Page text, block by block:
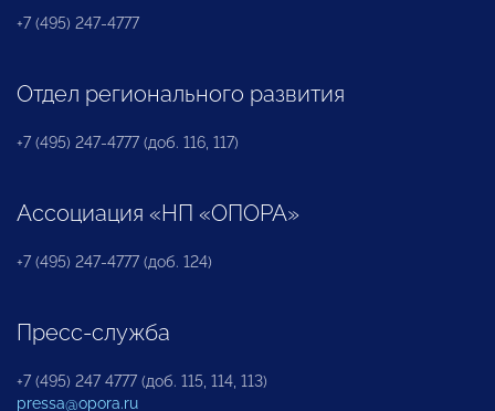
+7 (495) 247-4777
Отдел регионального развития
+7 (495) 247-4777 (доб. 116, 117)
Ассоциация «НП «ОПОРА»
+7 (495) 247-4777 (доб. 124)
Пресс-служба
+7 (495) 247 4777 (доб. 115, 114, 113)
pressa@opora.ru